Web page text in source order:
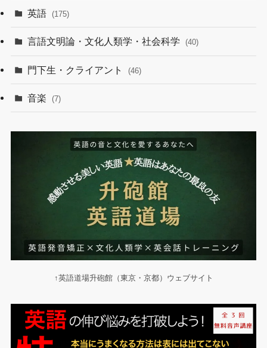
英語 (175)
言語文明論・文化人類学・社会科学 (40)
門下生・クライアント (46)
音楽 (7)
↑英語道場升砲館（東京・京都）ウェブサイト